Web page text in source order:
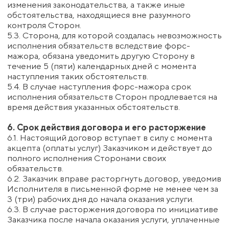
Стороны обязуются заменить недействительное
положение действующим, максимально близким по
10.6. Исполнитель обязуется сохранять
конфиденциальность информации, полученной от
Заказчика в рамках исполнения настоящего
Договора.
11. Контактные данные и реквизиты Исполнителя
11.1. Исполнитель: MF Seminarid OÜ
11.2. Регистрационный код: 12893799
11.3. Юридический адрес: Laulupeo 15-3, Таллинн,
Эстония, 10114
11.4. Электронная почта для связи:
experimentum.eu@gmail.com
Банк: Swedbank
IBAN: EE742200221062541991
11.6. Все уведомления и обращения Заказчика к
Исполнителю направляются на указанный выше
электронный адрес и/или по реквизитам,
указанным для оплаты.